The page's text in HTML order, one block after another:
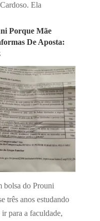
Ela
Porque Mãe
De Aposta:
bolsa do Prouni
três anos estudando
para a faculdade,